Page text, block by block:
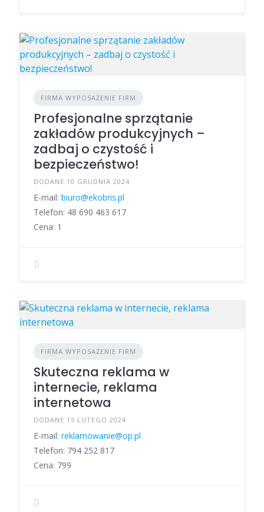
FIRMA WYPOSAŻENIE FIRM
Profesjonalne sprzątanie
zakładów produkcyjnych –
zadbaj o czystość i
bezpieczeństwo!
DODANE 10 GRUDNIA 2024
E-mail: biuro@ekobris.pl
Telefon: 48 690 463 617
Cena: 1
FIRMA WYPOSAŻENIE FIRM
Skuteczna reklama w
internecie, reklama
internetowa
DODANE 15 LUTEGO 2024
E-mail: reklamowanie@op.pl
Telefon: 794 252 817
Cena: 799